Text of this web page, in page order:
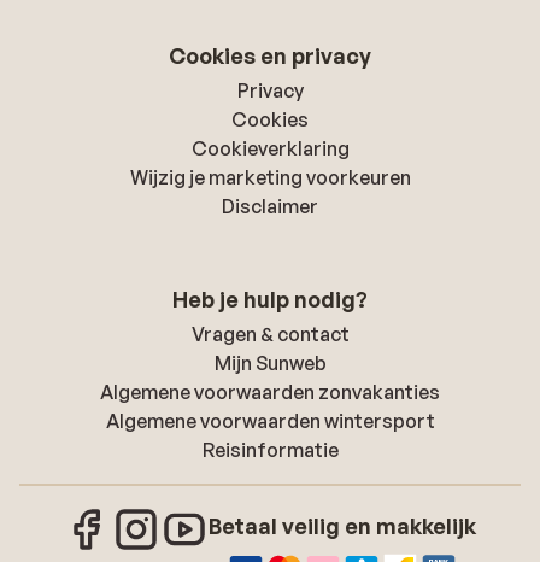
Cookies en privacy
Privacy
Cookies
Cookieverklaring
Wijzig je marketing voorkeuren
Disclaimer
Heb je hulp nodig?
Vragen & contact
Mijn Sunweb
Algemene voorwaarden zonvakanties
Algemene voorwaarden wintersport
Reisinformatie
Betaal veilig en makkelijk